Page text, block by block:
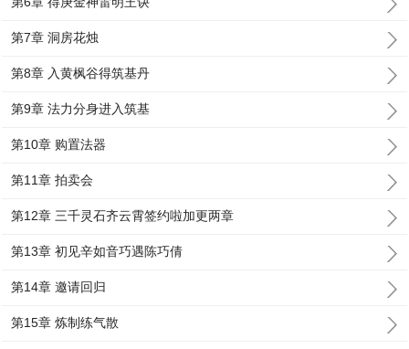
第7章 洞房花烛
第8章 入黄枫谷得筑基丹
第9章 法力分身进入筑基
第10章 购置法器
第11章 拍卖会
第12章 三千灵石齐云霄签约啦加更两章
第13章 初见辛如音巧遇陈巧倩
第14章 邀请回归
第15章 炼制练气散